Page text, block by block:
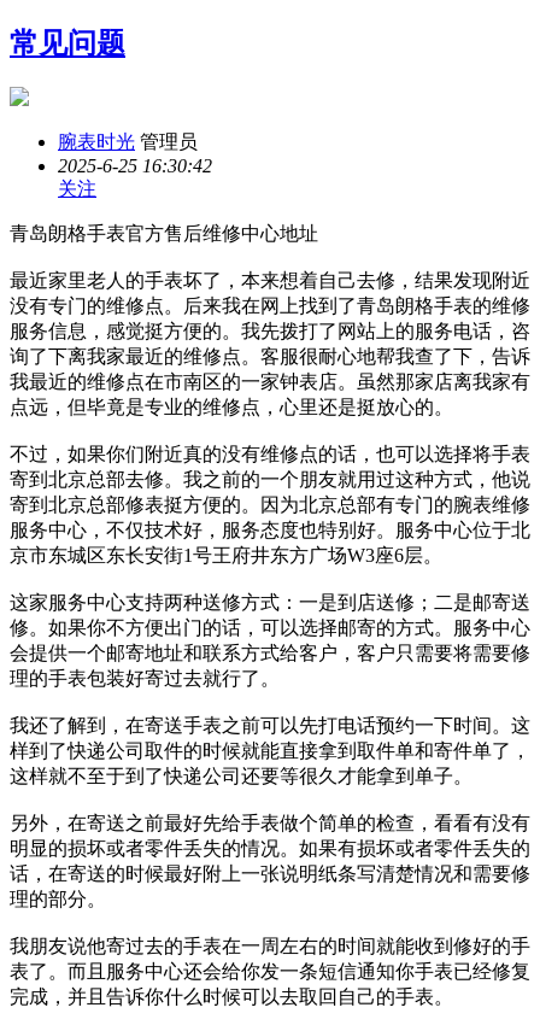
常见问题
腕表时光 管理员
2025-6-25 16:30:42
关注
青岛朗格手表官方售后维修中心地址
最近家里老人的手表坏了，本来想着自己去修，结果发现附近
没有专门的维修点。后来我在网上找到了青岛朗格手表的维修
服务信息，感觉挺方便的。我先拨打了网站上的服务电话，咨
询了下离我家最近的维修点。客服很耐心地帮我查了下，告诉
我最近的维修点在市南区的一家钟表店。虽然那家店离我家有
点远，但毕竟是专业的维修点，心里还是挺放心的。
不过，如果你们附近真的没有维修点的话，也可以选择将手表
寄到北京总部去修。我之前的一个朋友就用过这种方式，他说
寄到北京总部修表挺方便的。因为北京总部有专门的腕表维修
服务中心，不仅技术好，服务态度也特别好。服务中心位于北
京市东城区东长安街1号王府井东方广场W3座6层。
这家服务中心支持两种送修方式：一是到店送修；二是邮寄送
修。如果你不方便出门的话，可以选择邮寄的方式。服务中心
会提供一个邮寄地址和联系方式给客户，客户只需要将需要修
理的手表包装好寄过去就行了。
我还了解到，在寄送手表之前可以先打电话预约一下时间。这
样到了快递公司取件的时候就能直接拿到取件单和寄件单了，
这样就不至于到了快递公司还要等很久才能拿到单子。
另外，在寄送之前最好先给手表做个简单的检查，看看有没有
明显的损坏或者零件丢失的情况。如果有损坏或者零件丢失的
话，在寄送的时候最好附上一张说明纸条写清楚情况和需要修
理的部分。
我朋友说他寄过去的手表在一周左右的时间就能收到修好的手
表了。而且服务中心还会给你发一条短信通知你手表已经修复
完成，并且告诉你什么时候可以去取回自己的手表。